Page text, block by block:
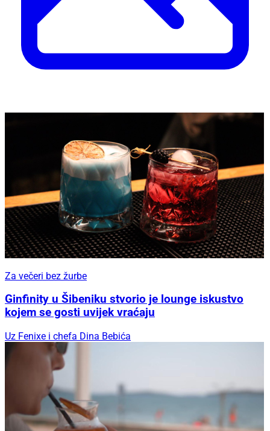
Za večeri bez žurbe
Ginfinity u Šibeniku stvorio je lounge iskustvo
kojem se gosti uvijek vraćaju
Uz Fenixe i chefa Dina Bebića